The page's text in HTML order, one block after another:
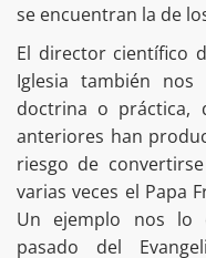
se encuentran la de
El director científico
Iglesia también
doctrina o práctica,
anteriores han
riesgo de
varias veces el Papa
Un ejemplo nos lo
pasado del